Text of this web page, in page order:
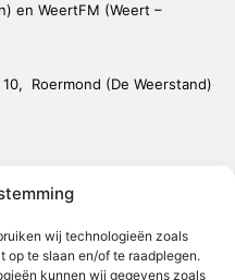
wij technologieën zoals
op te slaan en/of te raadplegen.
kunnen wij gegevens zoals
en WeertFM (Weert –
Roermond (De Weerstand)